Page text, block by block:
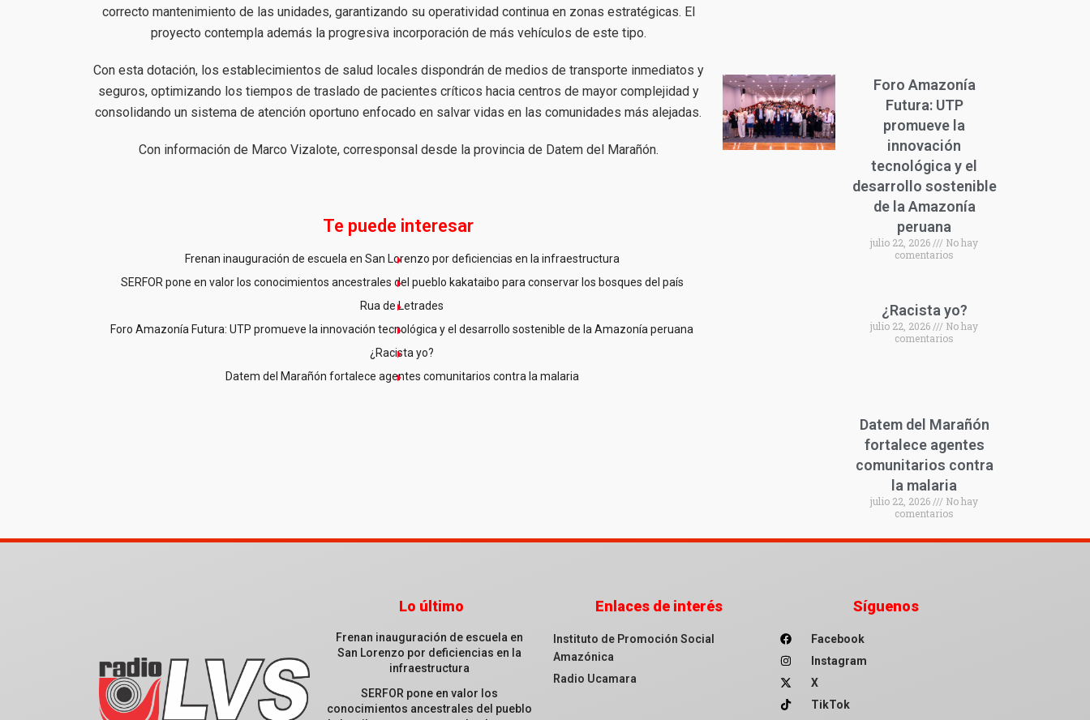
correcto mantenimiento de las unidades, garantizando su operatividad continua en zonas estratégicas. El
proyecto contempla además la progresiva incorporación de más vehículos de este tipo.
Con esta dotación, los establecimientos de salud locales dispondrán de medios de transporte inmediatos y
seguros, optimizando los tiempos de traslado de pacientes críticos hacia centros de mayor complejidad y
consolidando un sistema de atención oportuno enfocado en salvar vidas en las comunidades más alejadas.
Con información de Marco Vizalote, corresponsal desde la provincia de Datem del Marañón.
Te puede interesar
Frenan inauguración de escuela en San Lorenzo por deficiencias en la infraestructura
SERFOR pone en valor los conocimientos ancestrales del pueblo kakataibo para conservar los bosques del país
Rua de Letrades
Foro Amazonía Futura: UTP promueve la innovación tecnológica y el desarrollo sostenible de la Amazonía peruana
¿Racista yo?
Datem del Marañón fortalece agentes comunitarios contra la malaria
Foro Amazonía
Futura: UTP
promueve la
innovación
tecnológica y el
desarrollo sostenible
de la Amazonía
peruana
julio 22, 2026
No hay
comentarios
¿Racista yo?
julio 22, 2026
No hay
comentarios
Datem del Marañón
fortalece agentes
comunitarios contra
la malaria
julio 22, 2026
No hay
comentarios
Lo último
Frenan inauguración de escuela en
San Lorenzo por deficiencias en la
infraestructura
SERFOR pone en valor los
conocimientos ancestrales del pueblo
Enlaces de interés
Instituto de Promoción Social
Amazónica
Radio Ucamara
Síguenos
Facebook
Instagram
X
TikTok